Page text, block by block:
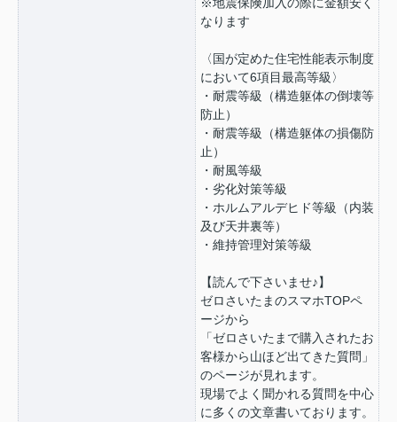
なります
〈国が定めた住宅性能表示制度
において6項目最高等級〉
・耐震等級（構造躯体の倒壊等
防止）
・耐震等級（構造躯体の損傷防
止）
・耐風等級
・劣化対策等級
・ホルムアルデヒド等級（内装
及び天井裏等）
・維持管理対策等級
【読んで下さいませ♪】
ゼロさいたまのスマホTOPペ
ージから
「ゼロさいたまで購入されたお
客様から山ほど出てきた質問」
のページが見れます。
現場でよく聞かれる質問を中心
に多くの文章書いております。